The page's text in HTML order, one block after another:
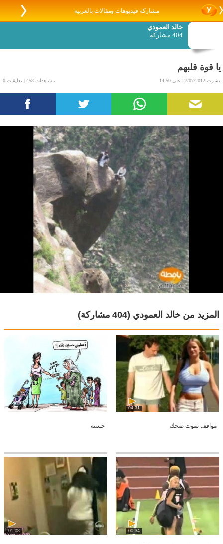
مشاركة فيديوهات ومقالات بالعربية
خالد العمودي
404 مشاركة
يا قوة قلبهم
نشرت 27/07/2012 على 14:50 مشاهدات 458 | تعليقات 0
المزيد من خالد العمودي (404 مشاركة)
04:31
مواقف تموت ضحك حسنة
00:34
01:08